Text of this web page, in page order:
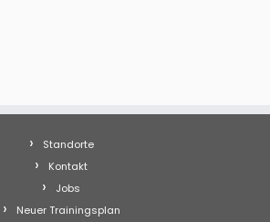
Standorte
Kontakt
Jobs
Neuer Trainingsplan